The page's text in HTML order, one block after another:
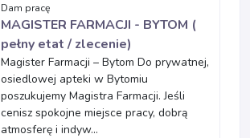
Dam pracę
MAGISTER FARMACJI - BYTOM (
pełny etat / zlecenie)
Magister Farmacji – Bytom Do prywatnej,
osiedlowej apteki w Bytomiu
poszukujemy Magistra Farmacji. Jeśli
cenisz spokojne miejsce pracy, dobrą
atmosferę i indyw...